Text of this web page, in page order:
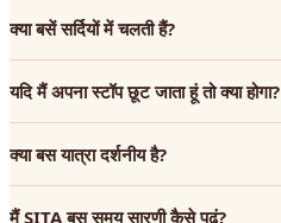
क्या बसें सर्दियों में चलती हैं?
यदि मैं अपना स्टॉप छूट जाता हूं तो क्या होगा?
क्या बस यात्रा दर्शनीय है?
मैं SITA बस समय सारणी कैसे पढ़ूं?